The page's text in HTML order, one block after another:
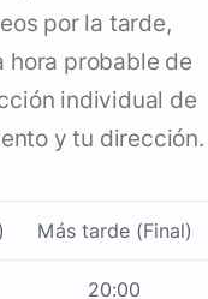
por la tarde,
hora probable de
individual de
y tu dirección.
Más tarde (Final)
20:00